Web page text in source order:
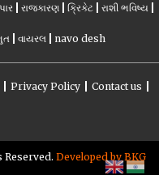
રાજકારણ ક્રિકેટ રાશી ભવિષ્ય
વાયરલ navo desh
Privacy Policy Contact us
Reserved. Developed by BKG